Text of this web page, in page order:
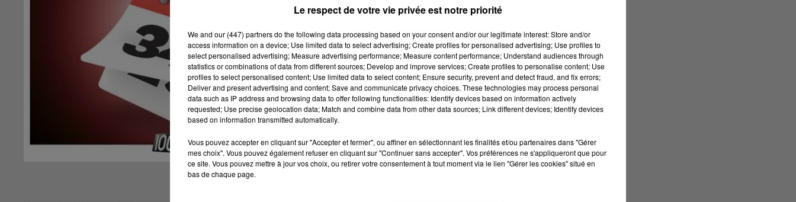
Le respect de votre vie privée est notre priorité
We and our (447) partnersdo the following data processing based on your consent and/or our legitimate interest: Store and/or
access information on a device; Use limited data to select advertising; Create profiles for personalised advertising; Use profiles to
select personalised advertising; Measure advertising performance; Measure content performance; Understand audiences through
statistics or combinations of data from different sources; Develop and improve services; Create profiles to personalise content; Use
profiles to select personalised content; Use limited data to select content; Ensure security, prevent and detect fraud, and fix errors;
Deliver and present advertising and content; Save and communicate privacy choices. These technologies may process personal
data such as IP address and browsing data to offer following functionalities: Identify devices based on information actively
requested; Use precise geolocation data; Match and combine data from other data sources; Link different devices; Identify devices
based on information transmitted automatically.
Vous pouvez accepter en cliquant sur "Accepter et fermer", ou affiner en sélectionnant les finalités et/ou partenaires dans "Gérer
mes choix". Vous pouvez également refuser en cliquant sur "Continuer sans accepter". Vos préférences ne s'appliqueront que pour
ce site. Vous pouvez mettre à jour vos choix, ou retirer votre consentement à tout moment via le lien "Gérer les cookies" situé en
bas de chaque page.